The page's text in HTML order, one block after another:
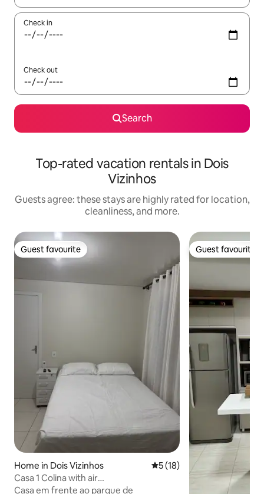
Check in
Check out
Search
Top-rated vacation rentals in Dois
Vizinhos
Guests agree: these stays are highly rated for location,
cleanliness, and more.
Guest favourite
Guest favourite
Home in Dois Vizinhos 5 out of 5 average rating,
5 (18)
Casa 1 Colina with air
conditioning/heating and TV
Casa em frente ao parque de
Guest favourite
Guest favourite